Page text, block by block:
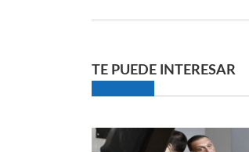
TE PUEDE INTERESAR